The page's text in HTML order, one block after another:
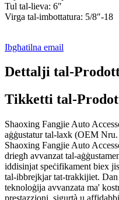
Tul tal-lieva: 6″
Virga tal-imbottatura: 5/8″-18
Ibgħatilna email
Dettalji tal-
Tikketti tal-
Shaoxing Fangjie Auto
aġġustatur tal-laxk (OEM
Shaoxing Fangjie Auto
driegħ avvanzat tal-
iddisinjat speċifikament biex
tal-ibbrejkjar tat-trakkijiet.
teknoloġija avvanzata ma'